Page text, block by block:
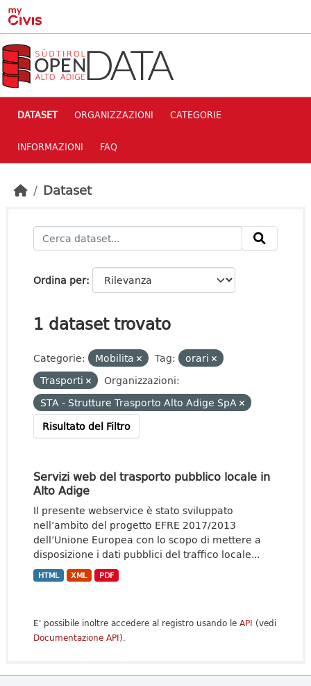
Skip to main content
DATASET ORGANIZZAZIONI CATEGORIE
INFORMAZIONI FAQ
Dataset
Ordina per
1 dataset trovato
Categorie: Mobilita Tag:
orari
Trasporti
Organizzazioni:
STA - Strutture Trasporto Alto Adige SpA
Risultato del Filtro
Servizi web del trasporto pubblico locale in
Alto Adige
Il presente webservice è stato sviluppato
nell’ambito del progetto EFRE 2017/2013
dell’Unione Europea con lo scopo di mettere a
disposizione i dati pubblici del traffico locale...
HTML XML PDF
E' possibile inoltre accedere al registro usando le API (vedi
Documentazione API).